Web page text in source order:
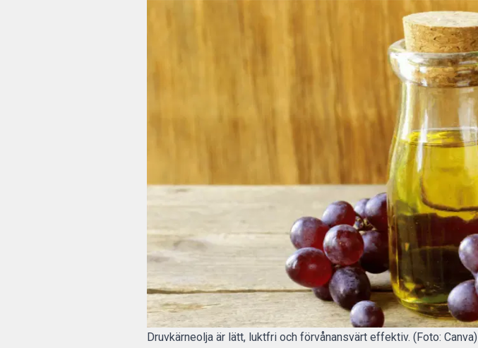
Druvkärneolja är lätt, luktfri och förvånansvärt effektiv. (Foto: Canva)